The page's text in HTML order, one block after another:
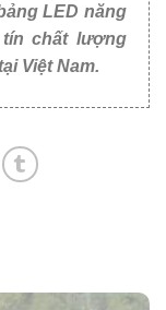
LED năng
tín chất lượng
Việt Nam.